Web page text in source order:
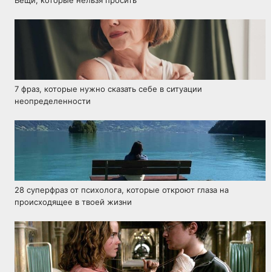
7 фраз, которые нужно сказать себе в ситуации
неопределенности
28 суперфраз от психолога, которые откроют глаза на
происходящее в твоей жизни